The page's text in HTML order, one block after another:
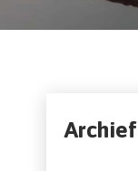
Archief